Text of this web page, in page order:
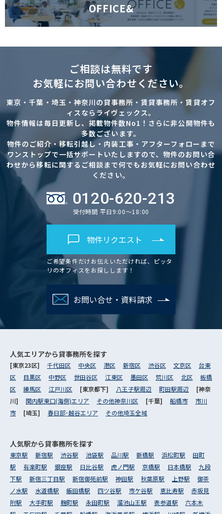
OFFICE&
ご相談は無料です
お気軽にお問い合わせください。
東京・千葉・埼玉・神奈川の貸事務所・賃貸事務所・賃貸オフ
ィスならライヴェックス。
物件情報は毎日更新し、掲載物件数No1！さらに非公開物件も
多数ございます。
物件のご紹介・移転引越し・内装工事・アフターフォローまで
ワンストップで一括サポートいたしますので、物件のお問い合
わせから移転に関するご相談まで何でもお気軽にお問い合わせ
ください。
0120-620-213
受付時間 平日9:00～18:00
物件リクエスト
ご希望条件だけお伝えいただければ、ピッタ
リのオフィスをお探しします！
お問い合せ・資料請求
人気エリアから貸事務所を探す
[東京23区] 千代田区 中央区 港区 新宿区 渋谷区 文京区
台東
区
目黒区 中野区 世田谷区 江東区 墨田区 荒川区 北区
板橋
区
練馬区 江戸川区 [東京都下] 八王子駅周辺 町田駅周辺
[神奈
川] 関内駅東口(海側)エリア その他神奈川区 [千葉] 船橋市
市川
市
[埼玉] 春日部･越谷エリア その他埼玉全域
人気駅から貸事務所を探す
東京駅 新宿駅 渋谷駅 池袋駅 品川駅 新橋駅 浜松町駅
田町
駅
有楽町駅 銀座駅 日比谷駅 虎ノ門駅 京橋駅 日本橋駅
九段
下駅
新宿三丁目駅 新宿御苑前駅 神田駅 秋葉原駅 上野駅
御茶
ノ水駅
水道橋駅 飯田橋駅 四ツ谷駅 市ケ谷駅 恵比寿駅
赤坂見
附駅
大手町駅 麹町駅 永田町駅 溜池山王駅 表参道駅
六本木